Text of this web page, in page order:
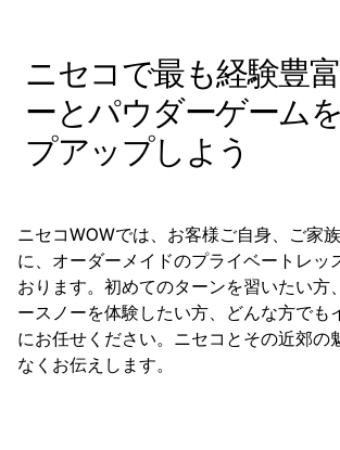
ニセコで最も経験豊
ーとパウダーゲーム
プアップしよう
ニセコWOWでは、お客様ご自身、ご家
に、オーダーメイドのプライベートレッ
おります。初めてのターンを習いたい方
ースノーを体験したい方、どんな方でも
にお任せください。ニセコとその近郊の
なくお伝えします。